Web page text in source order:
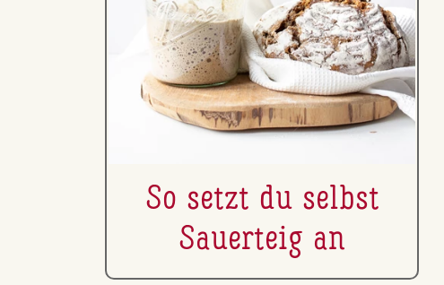
So setzt du selbst
Sauerteig an